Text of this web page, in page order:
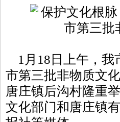
1月18日上午，我
市第三批非物质文
唐庄镇后沟村隆重
文化部门和唐庄镇